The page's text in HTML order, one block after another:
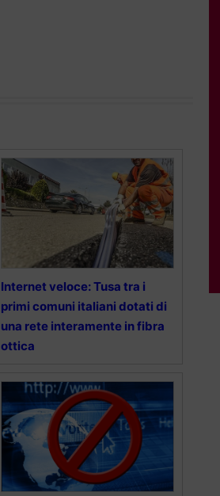
Internet veloce: Tusa tra i
primi comuni italiani dotati di
una rete interamente in fibra
ottica